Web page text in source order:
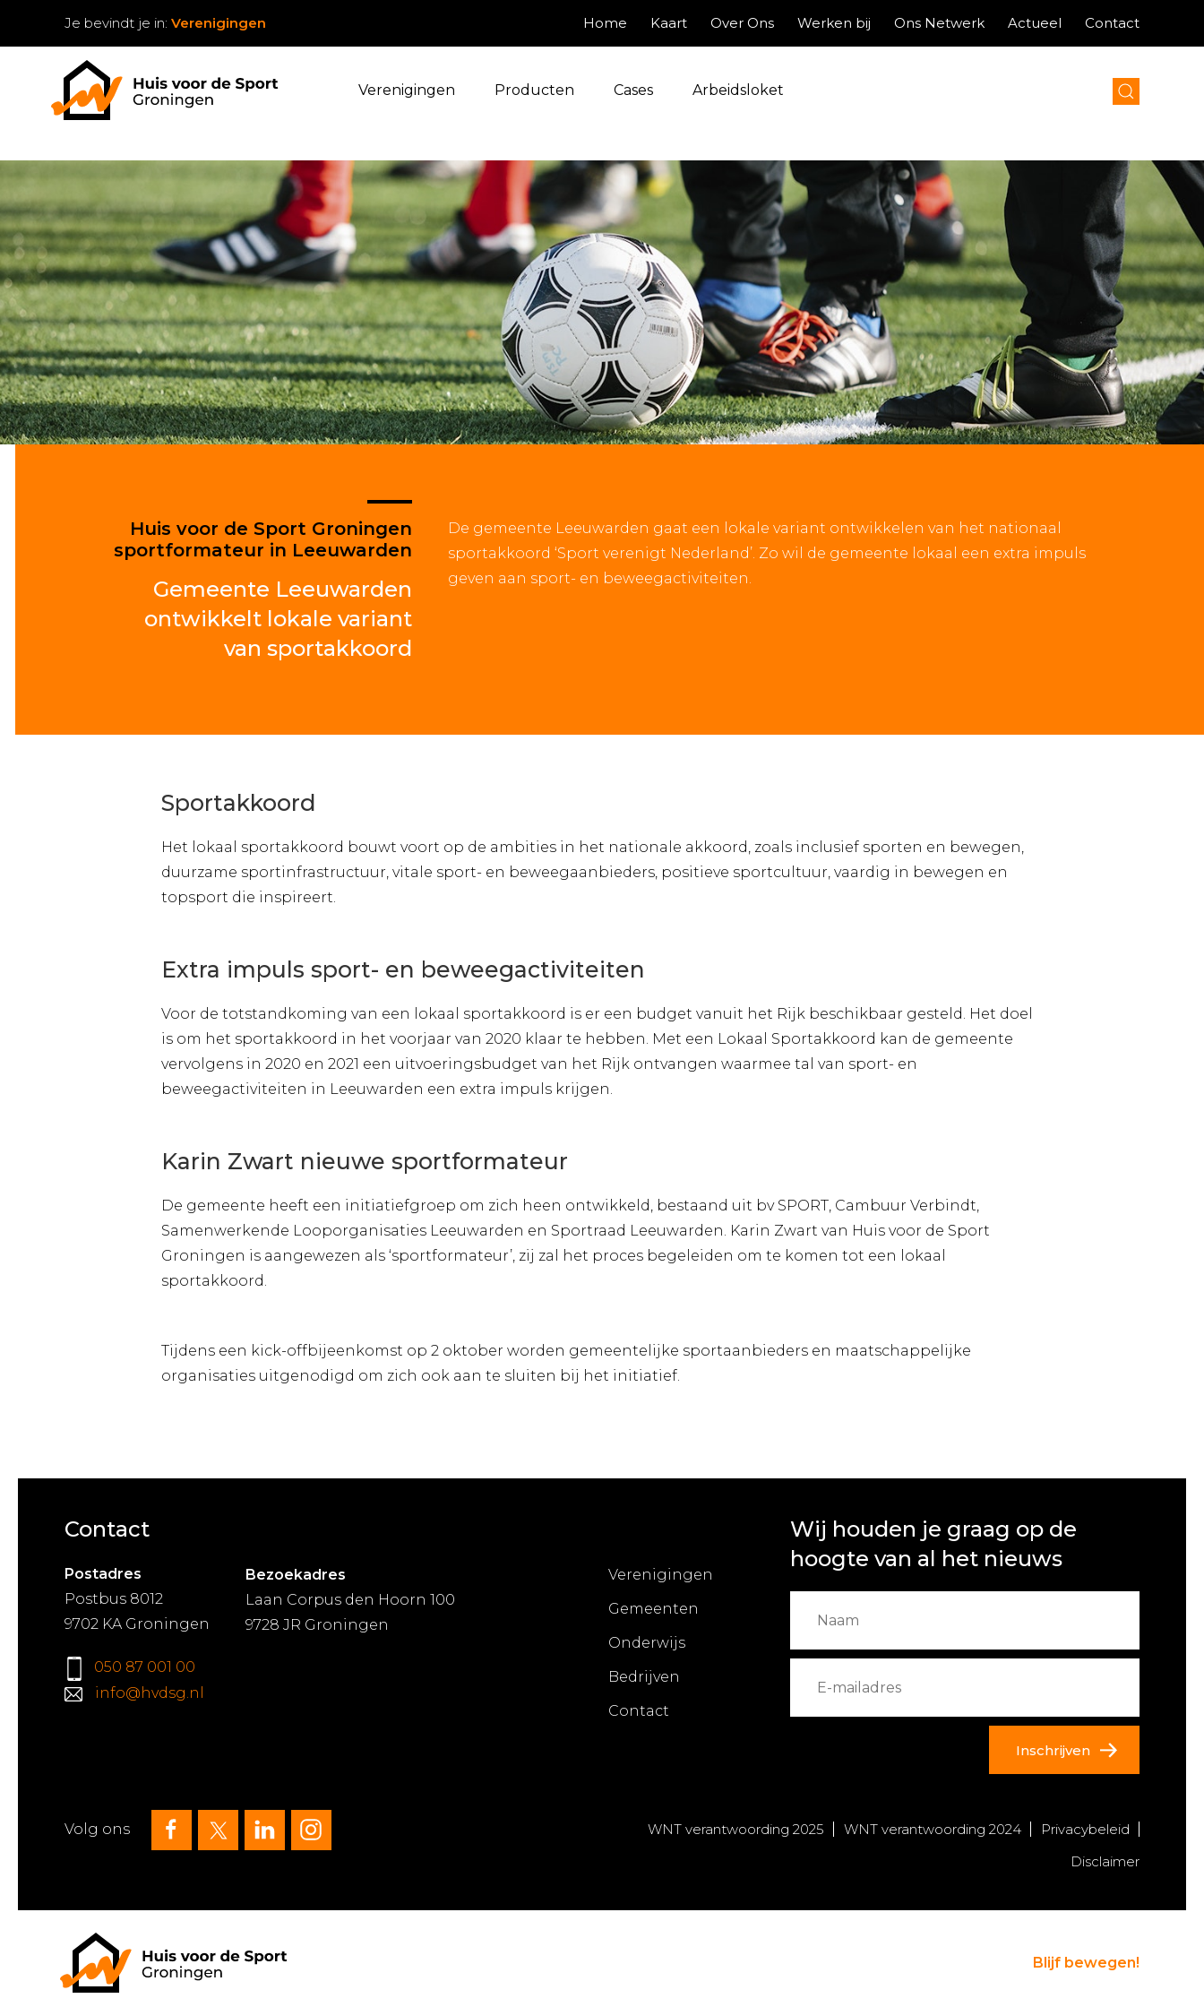
Je bevindt je in: Verenigingen Home Kaart Over Ons Werken bij Ons Netwerk Actueel Contact
Verenigingen Producten Cases Arbeidsloket
Huis voor de Sport Groningen
sportformateur in Leeuwarden
Gemeente Leeuwarden
ontwikkelt lokale variant
van sportakkoord
De gemeente Leeuwarden gaat een lokale variant ontwikkelen van het nationaal
sportakkoord ‘Sport verenigt Nederland’. Zo wil de gemeente lokaal een extra impuls
geven aan sport- en beweegactiviteiten.
Sportakkoord
Het lokaal sportakkoord bouwt voort op de ambities in het nationale akkoord, zoals inclusief sporten en bewegen,
duurzame sportinfrastructuur, vitale sport- en beweegaanbieders, positieve sportcultuur, vaardig in bewegen en
topsport die inspireert.
Extra impuls sport- en beweegactiviteiten
Voor de totstandkoming van een lokaal sportakkoord is er een budget vanuit het Rijk beschikbaar gesteld. Het doel
is om het sportakkoord in het voorjaar van 2020 klaar te hebben. Met een Lokaal Sportakkoord kan de gemeente
vervolgens in 2020 en 2021 een uitvoeringsbudget van het Rijk ontvangen waarmee tal van sport- en
beweegactiviteiten in Leeuwarden een extra impuls krijgen.
Karin Zwart nieuwe sportformateur
De gemeente heeft een initiatiefgroep om zich heen ontwikkeld, bestaand uit bv SPORT, Cambuur Verbindt,
Samenwerkende Looporganisaties Leeuwarden en Sportraad Leeuwarden. Karin Zwart van Huis voor de Sport
Groningen is aangewezen als ‘sportformateur’, zij zal het proces begeleiden om te komen tot een lokaal
sportakkoord.
Tijdens een kick-offbijeenkomst op 2 oktober worden gemeentelijke sportaanbieders en maatschappelijke
organisaties uitgenodigd om zich ook aan te sluiten bij het initiatief.
Contact
Postadres
Postbus 8012
9702 KA Groningen
050 87 001 00
info@hvdsg.nl
Bezoekadres
Laan Corpus den Hoorn 100
9728 JR Groningen
Verenigingen
Gemeenten
Onderwijs
Bedrijven
Contact
Wij houden je graag op de
hoogte van al het nieuws
Inschrijven
Volg ons WNT verantwoording 2025 WNT verantwoording 2024
Privacybeleid
Disclaimer
Blijf bewegen!